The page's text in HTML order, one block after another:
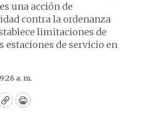
una acción de
contra la ordenanza
limitaciones de
estaciones de servicio en
a. m.
CopyPrint